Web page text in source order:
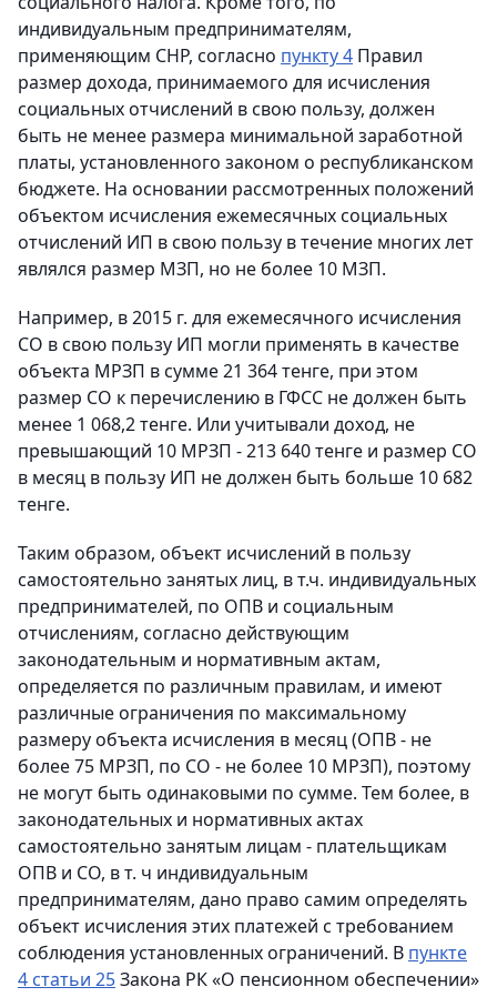
индивидуальным предпринимателям,
применяющим СНР, согласно пункту 4 Правил
размер дохода, принимаемого для исчисления
социальных отчислений в свою пользу, должен
быть не менее размера минимальной заработной
платы, установленного законом о республиканском
бюджете. На основании рассмотренных положений
объектом исчисления ежемесячных социальных
отчислений ИП в свою пользу в течение многих лет
являлся размер МЗП, но не более 10 МЗП.
Например, в 2015 г. для ежемесячного исчисления
СО в свою пользу ИП могли применять в качестве
объекта МРЗП в сумме 21 364 тенге, при этом
размер СО к перечислению в ГФСС не должен быть
менее 1 068,2 тенге. Или учитывали доход, не
превышающий 10 МРЗП - 213 640 тенге и размер СО
в месяц в пользу ИП не должен быть больше 10 682
тенге.
Таким образом, объект исчислений в пользу
самостоятельно занятых лиц, в т.ч. индивидуальных
предпринимателей, по ОПВ и социальным
отчислениям, согласно действующим
законодательным и нормативным актам,
определяется по различным правилам, и имеют
различные ограничения по максимальному
размеру объекта исчисления в месяц (ОПВ - не
более 75 МРЗП, по СО - не более 10 МРЗП), поэтому
не могут быть одинаковыми по сумме. Тем более, в
законодательных и нормативных актах
самостоятельно занятым лицам - плательщикам
ОПВ и СО, в т. ч индивидуальным
предпринимателям, дано право самим определять
объект исчисления этих платежей с требованием
соблюдения установленных ограничений. В пункте
4 статьи 25Закона РК «О пенсионном обеспечении»